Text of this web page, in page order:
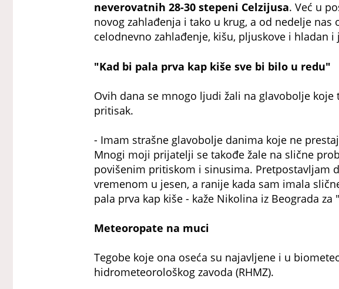
neverovatnih 28-30 stepeni Celzijusa. Već u
novog zahlađenja i tako u krug, a od nedelje
celodnevno zahlađenje, kišu, pljuskove i hladan i
"Kad bi pala prva kap kiše sve bi bilo u redu"
Ovih dana se mnogo ljudi žali na glavobolje
pritisak.
- Imam strašne glavobolje danima koje ne
Mnogi moji prijatelji se takođe žale na slične
povišenim pritiskom i sinusima. Pretpostavljam
vremenom u jesen, a ranije kada sam imala
pala prva kap kiše - kaže Nikolina iz Beograda za
Meteoropate na muci
Tegobe koje ona oseća su najavljene i u
hidrometeorološkog zavoda (RHMZ).